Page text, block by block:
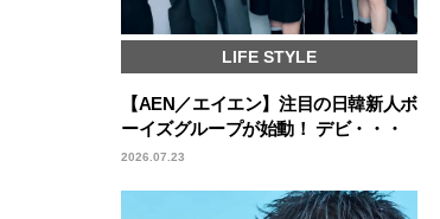
LIFE STYLE
【AEN／エイエン】注目の日韓新人ボ
ーイズグループが始動！ デビ・・・
2026.07.23